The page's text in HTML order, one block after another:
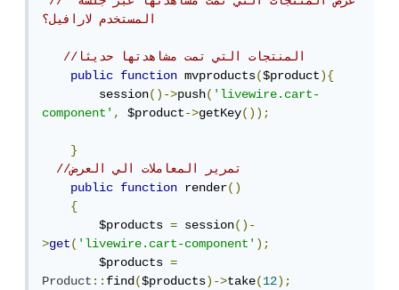
المستخدم لارافيل؟
//المنتجات التي تمت مشاهدتها حديثا
public
function mvproducts($product){
        session
()->push('livewire.cart-
component', $product->getKey());
}
public
function render()
{
        $products
= session()-
>get('livewire.cart-component');
      	$products
=
Product::find($products)->take(12);